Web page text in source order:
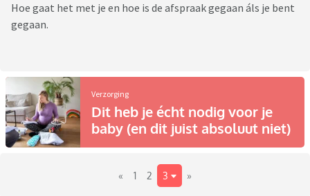
Hoe gaat het met je en hoe is de afspraak gegaan áls je bent
gegaan.
Verzorging
Dit heb je écht nodig voor je
baby (en dit juist absoluut niet)
« 1 2 3 »